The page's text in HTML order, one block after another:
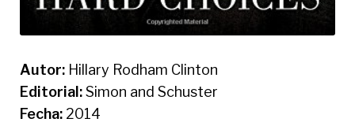
Autor: Hillary Rodham Clinton
Editorial:Simon and Schuster
Fecha: 2014